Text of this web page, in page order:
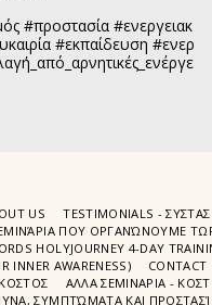
#προστασία #ενεργειακ
#εκπαίδευση #ενερ
US
TESTIMONIALS -
ΠΟΥ ΟΡΓΑΝΏΝΟΥΜΕ
HOLYJOURNEY 4-DAY
INNER AWARENESS)
CONTACT
ΚΟΣΤΟΣ
ΑΛΛΑ ΣΕΜΙΝΑΡΙΑ -
ΣΥΜΠΤΏΜΑΤΑ ΚΑΙ